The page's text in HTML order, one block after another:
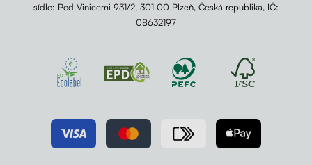
sídlo: Pod Vinicemi 931/2, 301 00 Plzeň, Česká republika, IČ:
08632197